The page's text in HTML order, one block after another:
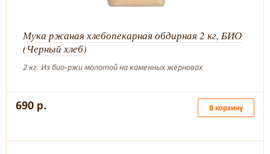
Мука ржаная хлебопекарная обдирная 2 кг, БИО
(Черный хлеб)
2 кг. Из био-ржи молотой на каменных жерновах
690 р. В корзину